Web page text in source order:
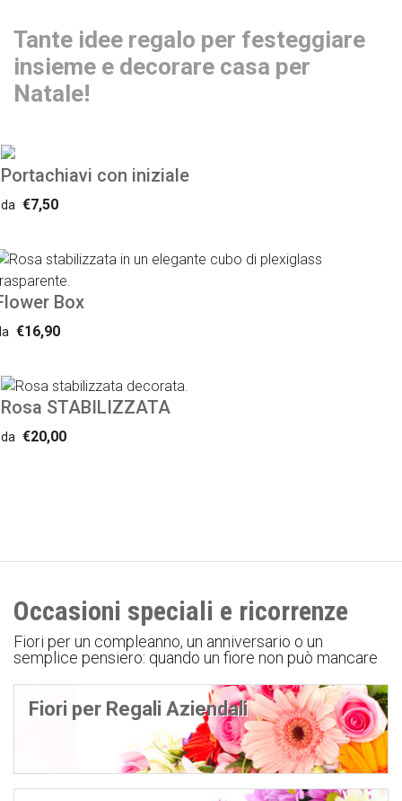
Tante idee regalo per festeggiare
insieme e decorare casa per
Natale!
Portachiavi con iniziale
da €7,50
Box
€16,90
Rosa STABILIZZATA
da €20,00
Occasioni speciali e ricorrenze
Fiori per un compleanno, un anniversario o un
semplice pensiero: quando un fiore non può mancare
Fiori per Regali Aziendali